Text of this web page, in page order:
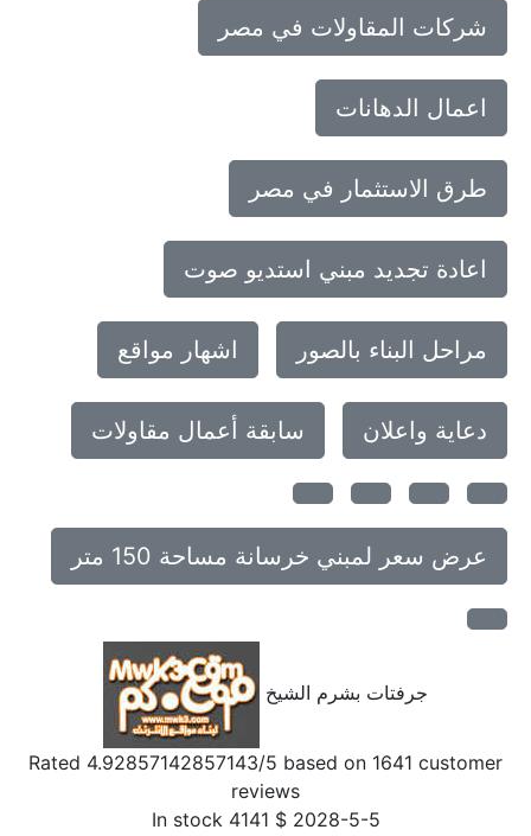
شركات المقاولات في مصر
اعمال الدهانات
طرق الاستثمار في مصر
اعادة تجديد مبني استديو صوت
مراحل البناء بالصور اشهار مواقع
دعاية واعلان سابقة أعمال مقاولات
عرض سعر لمبني خرسانة مساحة 150 متر
جرفتات بشرم الشيخ
Rated4.92857142857143 /5 based on1641customer
reviews
2028-5-5
$
4141
In stock